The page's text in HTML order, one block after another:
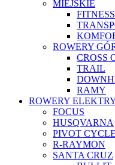
MIEJSKIE
FITNESS
ROWERY
CROSS
TRAIL
RAMY
ROWERY
FOCUS
HUSQVARNA
PIVOT
R-RAYMON
SANTA CRUZ